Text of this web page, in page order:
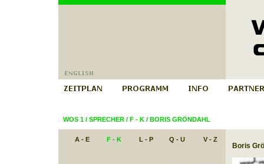
WOS 1/ SPRECHER/ F - K/ BORIS GRÖNDAHL
A - E F - K L - P Q - U V - Z
Boris